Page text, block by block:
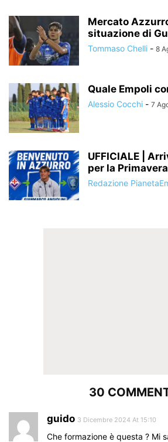
Mercato
situazione di
Tommaso Chelli - 8
Quale Empoli
Alessio Cocchi - 7
UFFICIALE |
per la Primavera
Redazione
30
guido 3 Dicembre 2024 At 15:10
Che formazione è questa ? Mi